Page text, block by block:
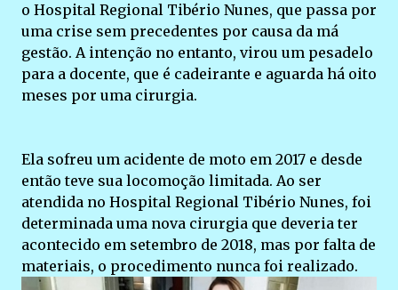
o Hospital Regional Tibério Nunes, que passa por
uma crise sem precedentes por causa da má
gestão. A intenção no entanto, virou um pesadelo
para a docente, que é cadeirante e aguarda há oito
meses por uma cirurgia.
Ela sofreu um acidente de moto em 2017 e desde
então teve sua locomoção limitada. Ao ser
atendida no Hospital Regional Tibério Nunes, foi
determinada uma nova cirurgia que deveria ter
acontecido em setembro de 2018, mas por falta de
materiais, o procedimento nunca foi realizado.